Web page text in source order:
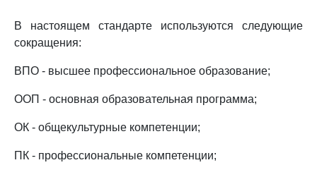
В настоящем стандарте используются следующие
сокращения:
ВПО - высшее профессиональное образование;
ООП - основная образовательная программа;
ОК - общекультурные компетенции;
ПК - профессиональные компетенции;